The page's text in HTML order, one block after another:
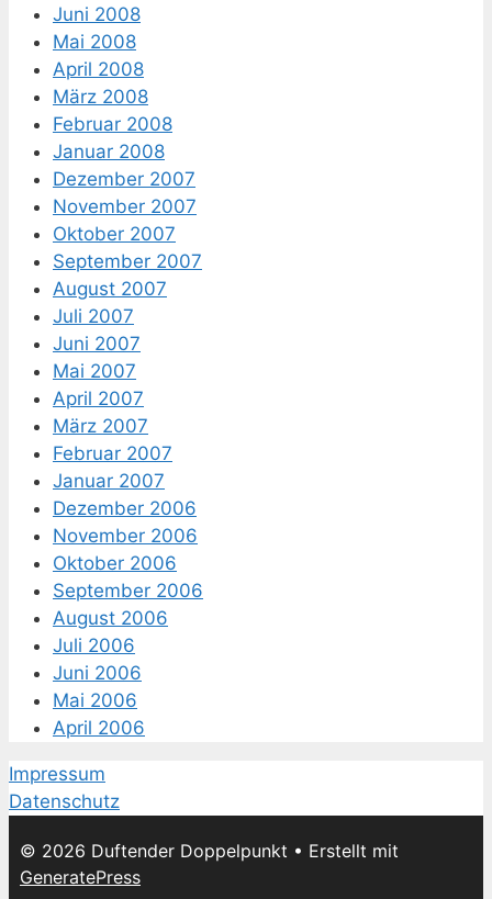
Juni 2008
Mai 2008
April 2008
März 2008
Februar 2008
Januar 2008
Dezember 2007
November 2007
Oktober 2007
September 2007
August 2007
Juli 2007
Juni 2007
Mai 2007
April 2007
März 2007
Februar 2007
Januar 2007
Dezember 2006
November 2006
Oktober 2006
September 2006
August 2006
Juli 2006
Juni 2006
Mai 2006
April 2006
Impressum
Datenschutz
© 2026 Duftender Doppelpunkt • Erstellt mit
GeneratePress